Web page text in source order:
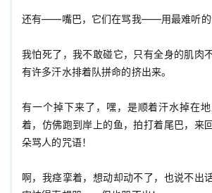
还有——嘴巴，它们在骂我——用最难听的
我怕死了，我不敢碰它，只有全身的肌肉
有许多汗水排着队拼命的挤出来。
有一个掉下来了，嘿，是顺着汗水掉在
着，仿佛跑到岸上的鱼，拍打着尾巴，来
朵骂人的咒语！
啊，我痉挛着，想动却动不了，也说不出